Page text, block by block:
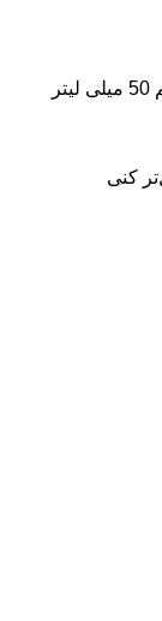
ضد آفتاب رنگی ایزدین مدل Fusion Water حجم 50 میلی لیتر
کنی